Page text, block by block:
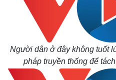
Quan sát
Cuộc sống đó đây
Hồ sơ
Người dân ở đây không tuốt
pháp truyền thống để